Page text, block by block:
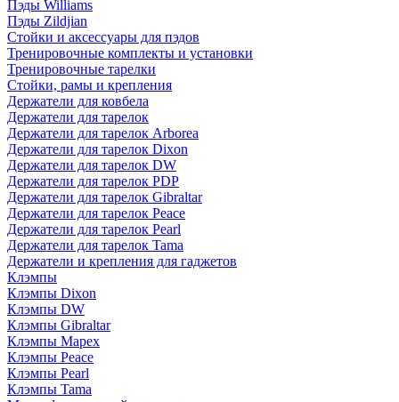
Пэды Williams
Пэды Zildjian
Стойки и аксессуары для пэдов
Тренировочные комплекты и установки
Тренировочные тарелки
Стойки, рамы и крепления
Держатели для ковбела
Держатели для тарелок
Держатели для тарелок Arborea
Держатели для тарелок Dixon
Держатели для тарелок DW
Держатели для тарелок PDP
Держатели для тарелок Gibraltar
Держатели для тарелок Peace
Держатели для тарелок Pearl
Держатели для тарелок Tama
Держатели и крепления для гаджетов
Клэмпы
Клэмпы Dixon
Клэмпы DW
Клэмпы Gibraltar
Клэмпы Mapex
Клэмпы Peace
Клэмпы Pearl
Клэмпы Tama